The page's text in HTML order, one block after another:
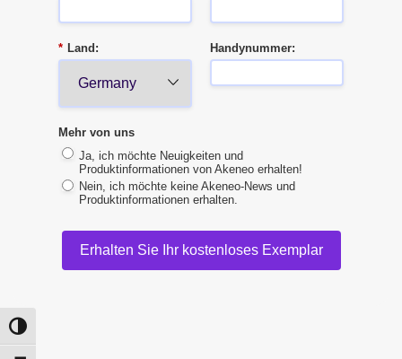
Toggle High Contrast
* Land: Handynummer:
Mehr von uns
Ja, ich möchte Neuigkeiten und
Produktinformationen von Akeneo erhalten!
Nein, ich möchte keine Akeneo-News und
Produktinformationen erhalten.
Erhalten Sie Ihr kostenloses Exemplar